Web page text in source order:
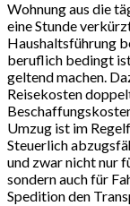
Wohnung aus die
eine Stunde
Haushaltsführung
beruflich bedingt
geltend machen.
Reisekosten
Umzug ist im
Steuerlich
und zwar nicht nur
sondern auch für
Spedition den